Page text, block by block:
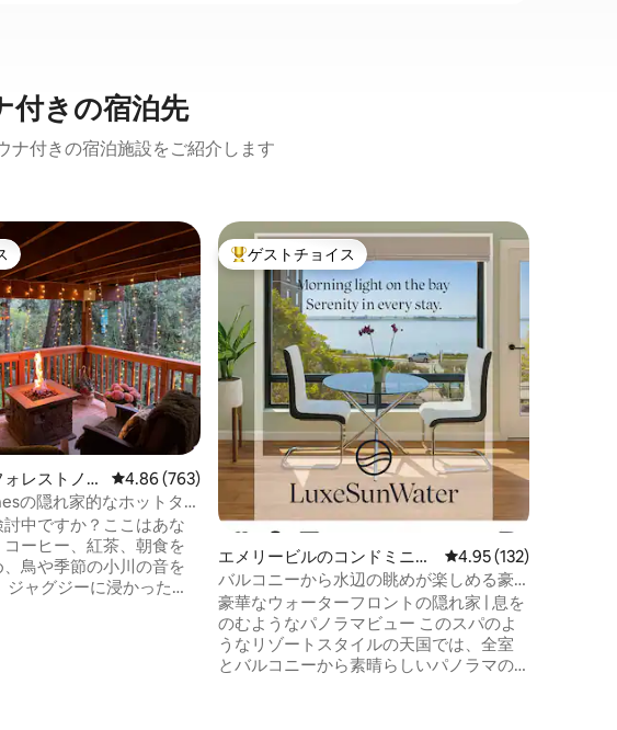
付きの宿泊先
ナ付きの宿泊施設をご紹介します
星の平均評価
レストノー
ート
レビュー763件、5つ星中4.86つ星の平均評価
4.86 (763)
の隠れ家的なホットタブ
チ中ですか？ここはあな
ーヒー、紅茶、朝食を
鳥や季節の小川の音を
ジャグジーに浸かった
大好評のゲストチョイスです。
ゲストチョイス
エメリービルのコンドミニア
ム
レビュー132件、5つ
4.95 (132)
バルコニーから水辺の眺めが楽しめる豪
華なお部屋 - サンフランシスコ
豪華なウォーターフロントの隠れ家 | 息を
のむようなパノラマビュー このスパのよ
うなリゾートスタイルの天国では、全室
とバルコニーから素晴らしいパノラマの